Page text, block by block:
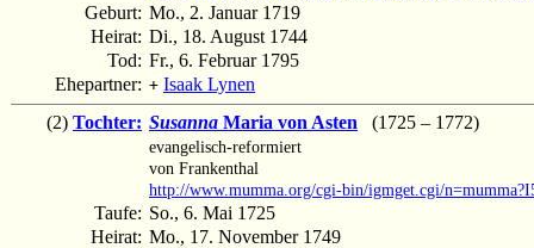
Geburt: Mo., 2. Januar 1719
Heirat: Di., 18. August 1744
Tod: Fr., 6. Februar 1795
Ehepartner: + Isaak Lynen
(2) Tochter: Susanna Maria von Asten (1725 – 1772)
evangelisch-reformiert
von Frankenthal
http://www.mumma.org/cgi-bin/igmget.cgi/
Taufe: So., 6. Mai 1725
Heirat: Mo., 17. November 1749